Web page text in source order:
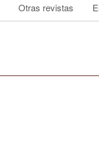
Otras revistas